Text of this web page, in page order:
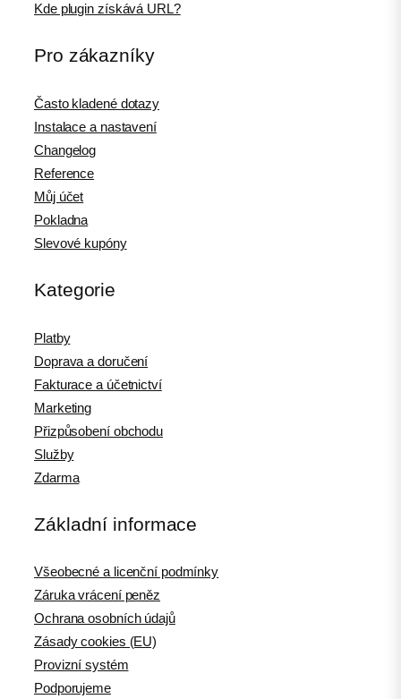
Kde plugin získává URL?
Pro zákazníky
Často kladené dotazy
Instalace a nastavení
Changelog
Reference
Můj účet
Pokladna
Slevové kupóny
Kategorie
Platby
Doprava a doručení
Fakturace a účetnictví
Marketing
Přizpůsobení obchodu
Služby
Zdarma
Základní informace
Všeobecné a licenční podmínky
Záruka vrácení peněz
Ochrana osobních údajů
Zásady cookies (EU)
Provizní systém
Podporujeme